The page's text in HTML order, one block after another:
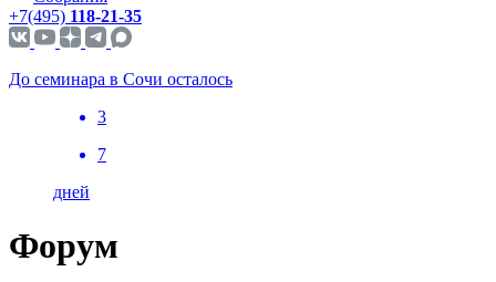
+7(495) 118-21-35
До семинара в Сочи осталось
3
7
дней
Форум